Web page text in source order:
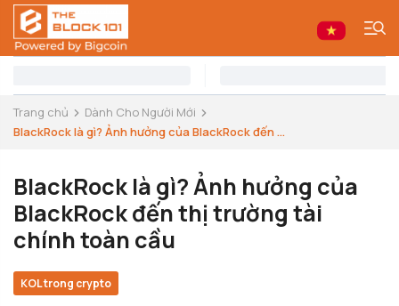
Trang chủ
Dành Cho Người Mới
BlackRock là gì? Ảnh hưởng của BlackRock đến ...
BlackRock là gì? Ảnh hưởng của
BlackRock đến thị trường tài
chính toàn cầu
KOL trong crypto